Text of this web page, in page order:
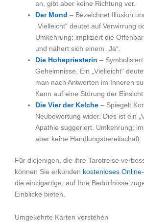
an, gibt aber keine Richtung vor.
Der Mond – Bezeichnet Illusion
„Vielleicht“ deutet auf Verwirrung
Umkehrung: impliziert die
und nähert sich einem „Ja“.
Die Hohepriesterin –
Geheimnisse. Ein „Vielleicht“
man nach Antworten im Inneren
Kann auf eine Störung der Einsicht
Die Vier der Kelche – Spiegelt
Neubewertung wider. Dies ist ein
Apathie suggeriert. Umkehrung:
aber keine Handlungsbereitschaft.
Für diejenigen, die ihre Tarotreise
können Sie erkunden kostenloses
die einzigartige, auf Ihre Bedürfnisse
Einblicke bieten.
Umgekehrte Karten verstehen